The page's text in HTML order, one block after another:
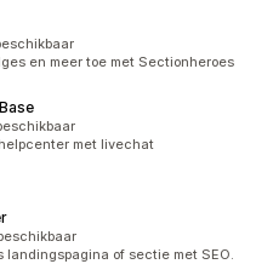
en meer toe met Sectionheroes
met livechat
landingspagina of sectie met SEO.